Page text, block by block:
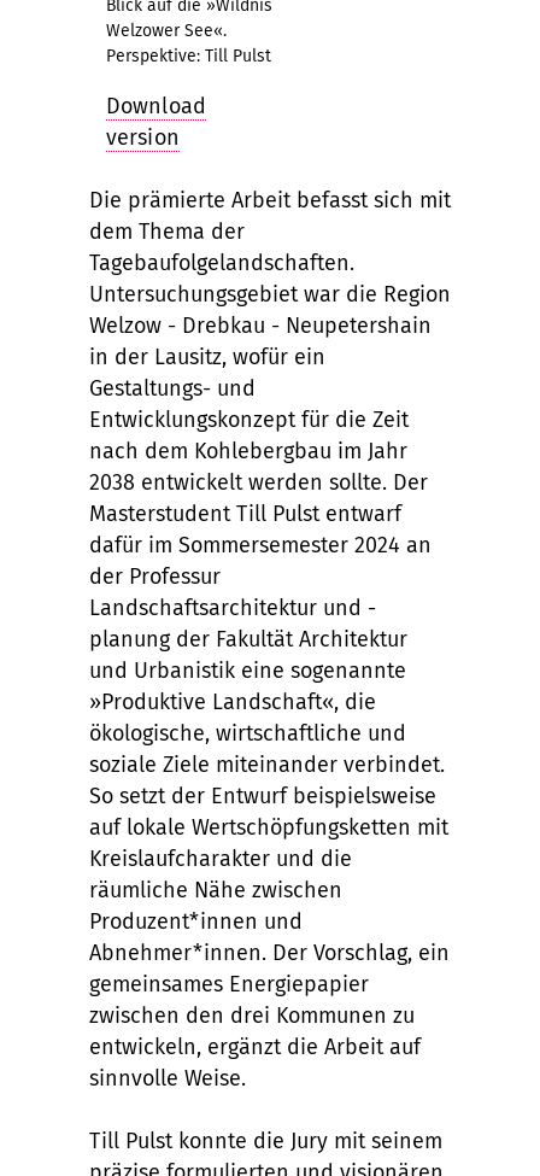
Blick auf die »Wildnis
Welzower See«.
Perspektive: Till Pulst
Download
version
Die prämierte Arbeit befasst sich mit
dem Thema der
Tagebaufolgelandschaften.
Untersuchungsgebiet war die Region
Welzow - Drebkau - Neupetershain
in der Lausitz, wofür ein
Gestaltungs- und
Entwicklungskonzept für die Zeit
nach dem Kohlebergbau im Jahr
2038 entwickelt werden sollte. Der
Masterstudent Till Pulst entwarf
dafür im Sommersemester 2024 an
der Professur
Landschaftsarchitektur und -
planung der Fakultät Architektur
und Urbanistik eine sogenannte
»Produktive Landschaft«, die
ökologische, wirtschaftliche und
soziale Ziele miteinander verbindet.
So setzt der Entwurf beispielsweise
auf lokale Wertschöpfungsketten mit
Kreislaufcharakter und die
räumliche Nähe zwischen
Produzent*innen und
Abnehmer*innen. Der Vorschlag, ein
gemeinsames Energiepapier
zwischen den drei Kommunen zu
entwickeln, ergänzt die Arbeit auf
sinnvolle Weise.
Till Pulst konnte die Jury mit seinem